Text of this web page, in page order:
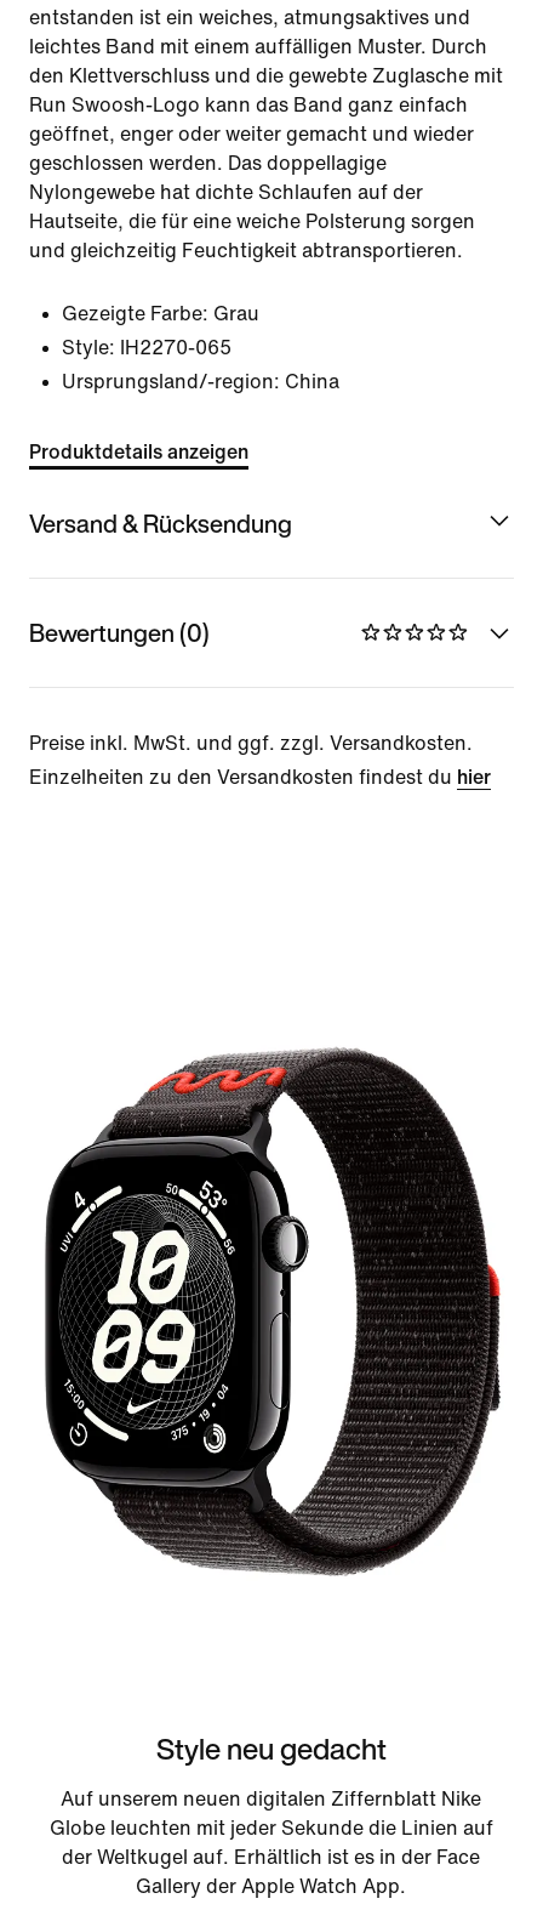
entstanden ist ein weiches, atmungsaktives und
leichtes Band mit einem auffälligen Muster. Durch
den Klettverschluss und die gewebte Zuglasche mit
Run Swoosh-Logo kann das Band ganz einfach
geöffnet, enger oder weiter gemacht und wieder
geschlossen werden. Das doppellagige
Nylongewebe hat dichte Schlaufen auf der
Hautseite, die für eine weiche Polsterung sorgen
und gleichzeitig Feuchtigkeit abtransportieren.
Gezeigte Farbe: Grau
Style:
IH2270-065
Ursprungsland/-region: China
Produktdetails anzeigen
Versand & Rücksendung
Bewertungen (0)
Preise inkl. MwSt. und ggf. zzgl. Versandkosten.
Einzelheiten zu den Versandkosten findest du hier
Style neu gedacht
Auf unserem neuen digitalen Ziffernblatt Nike
Globe leuchten mit jeder Sekunde die Linien auf
der Weltkugel auf. Erhältlich ist es in der Face
Gallery der Apple Watch App.